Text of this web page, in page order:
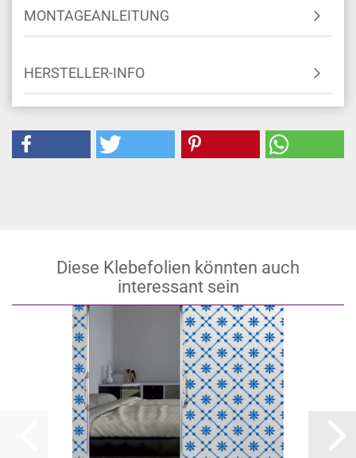
MONTAGEANLEITUNG
HERSTELLER-INFO
Diese Klebefolien könnten auch
interessant sein